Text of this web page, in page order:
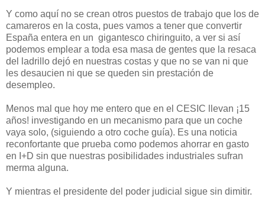
Y como aquí no se crean otros puestos de trabajo que los de
camareros en la costa, pues vamos a tener que convertir
España entera en un gigantesco chiringuito, a ver si así
podemos emplear a toda esa masa de gentes que la resaca
del ladrillo dejó en nuestras costas y que no se van ni que
les desaucien ni que se queden sin prestación de
desempleo.
Menos mal que hoy me entero que en el CESIC llevan ¡15
años! investigando en un mecanismo para que un coche
vaya solo, (siguiendo a otro coche guía). Es una noticia
reconfortante que prueba como podemos ahorrar en gasto
en I+D sin que nuestras posibilidades industriales sufran
merma alguna.
Y mientras el presidente del poder judicial sigue sin dimitir.